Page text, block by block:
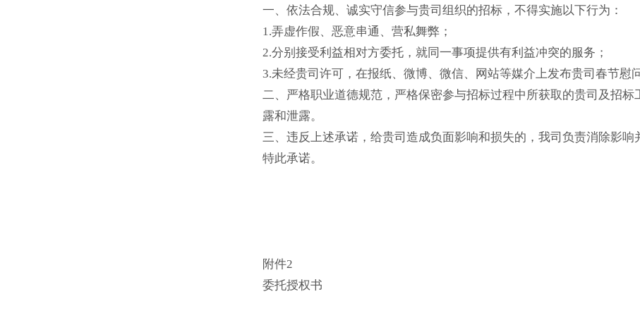
一、依法合规、诚实守信参与贵司组织的招标，不得实施以下行为：
1.弄虚作假、恶意串通、营私舞弊；
2.分别接受利益相对方委托，就同一事项提供有利益冲突的服务；
3.未经贵司许可，在报纸、微博、微信、网站等媒介上发布贵司春节慰
二、严格职业道德规范，严格保密参与招标过程中所获取的贵司及招
露和泄露。
三、违反上述承诺，给贵司造成负面影响和损失的，我司负责消除影响
特此承诺。
附件2
委托授权书